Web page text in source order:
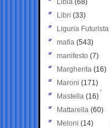
Libia (68)
Libri (33)
Liguria Futurista
mafia (543)
manifesto (7)
Margherita (16)
Maroni (171)
Mastella (16)
Mattarella (60)
Meloni (14)